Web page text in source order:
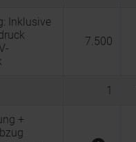
Inklusive
7.500
1
+